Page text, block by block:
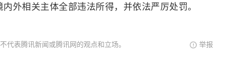
外相关主体全部违法所得，并依法严厉处罚。
代表腾讯新闻或腾讯网的观点和立场。 举报